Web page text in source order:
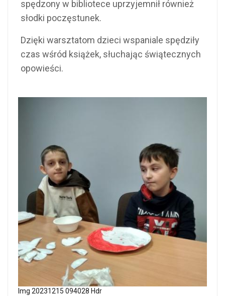
spędzony w bibliotece uprzyjemnił również
słodki poczęstunek.
Dzięki warsztatom dzieci wspaniale spędziły
czas wśród książek, słuchając świątecznych
opowieści.
Img 20231215 094028 Hdr